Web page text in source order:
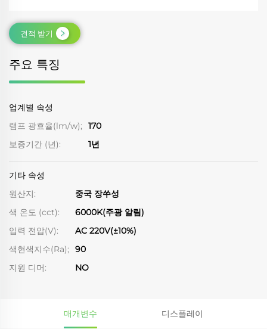
주요 특징
업계별 속성
램프 광효율(lm/w);
170
보증기간 (년):
1년
기타 속성
원산지:
중국 장쑤성
색 온도 (cct):
6000K(주광 알림)
입력 전압(V):
AC 220V(±10%)
색현색지수(Ra);
90
지원 디머:
NO
견적 받기
매개변수 디스플레이